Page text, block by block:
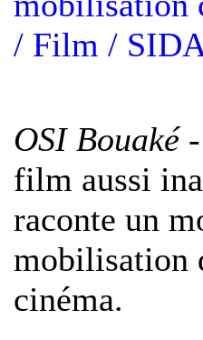
/ Film /
OSI Bouaké -
film aussi
raconte un
mobilisation
cinéma.